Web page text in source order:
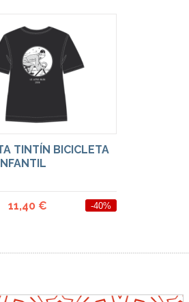
TINTÍN BICICLETA
11,40 € -40%